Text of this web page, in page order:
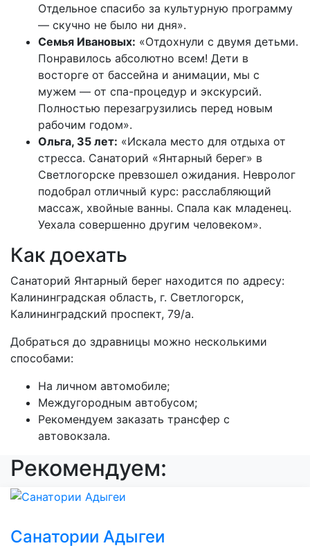
Отдельное спасибо за культурную программу
— скучно не было ни дня».
Семья Ивановых: «Отдохнули с двумя детьми.
Понравилось абсолютно всем! Дети в
восторге от бассейна и анимации, мы с
мужем — от спа-процедур и экскурсий.
Полностью перезагрузились перед новым
рабочим годом».
Ольга, 35 лет: «Искала место для отдыха от
стресса. Санаторий «Янтарный берег» в
Светлогорске превзошел ожидания. Невролог
подобрал отличный курс: расслабляющий
массаж, хвойные ванны. Спала как младенец.
Уехала совершенно другим человеком».
Как доехать
Санаторий Янтарный берег находится по адресу:
Калининградская область, г. Светлогорск,
Калининградский проспект, 79/а.
Добраться до здравницы можно несколькими
способами:
На личном автомобиле;
Междугородным автобусом;
Рекомендуем заказать трансфер с
автовокзала.
Рекомендуем:
Санатории Адыгеи